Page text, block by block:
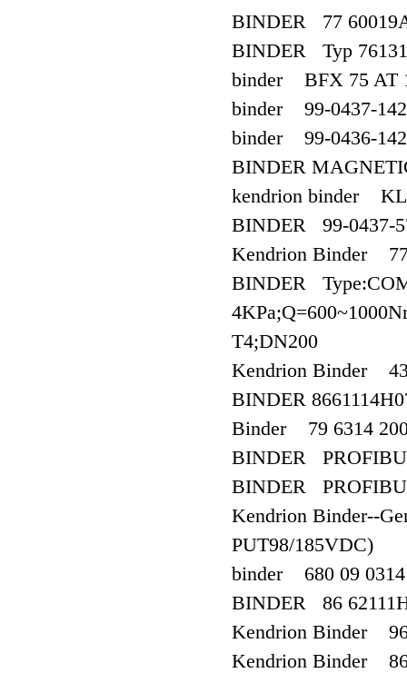
BINDER 77
BINDER Typ
binder BFX 75 AT
binder 99-0437-
binder 99-0436-
BINDER
kendrion binder
BINDER 99-0437-
Kendrion Binder 77
BINDER
T4;DN200
Kendrion Binder 43
BINDER
Binder 79 6314
BINDER
BINDER
Kendrion Binder--
PUT98/185VDC)
binder 680 09 0314
BINDER 86
Kendrion Binder
Kendrion Binder